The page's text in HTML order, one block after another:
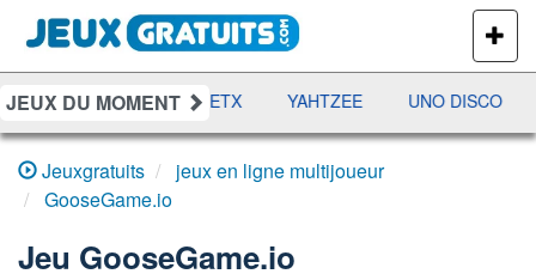
PLUS
DE
JEUX
JEUX DU MOMENT
DAMES RAMI JETX YAHTZEE UNO DISCO
Jeuxgratuits
jeux en ligne multijoueur
GooseGame.io
Jeu GooseGame.io